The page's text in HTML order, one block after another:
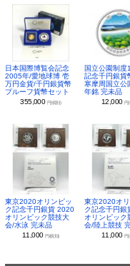
日本国際博覧会記念
2005年/愛地球博 壱
万円金貨/千円銀貨幣
プルーフ貨幣セット
355,000 円(税別)
国立公園制度
記念千円銀貨
寒摩周国立公
年銘 完未品
12,000 円
東京2020オリンピッ
ク記念千円銀貨 2020
オリンピック競技大
会/水泳 完未品
11,000円(税別)
東京2020オ
ク記念千円銀
オリンピック
会/陸上競技
11,000 円